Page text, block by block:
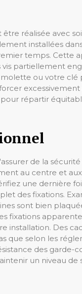
réalisée avec
installées
temps. Cette
partiellement
ou votre
répartir
de la
au centre et
une dernière
des fixations.
sont bien
fixations
installation. Des
que selon les
des garde-
un niveau de